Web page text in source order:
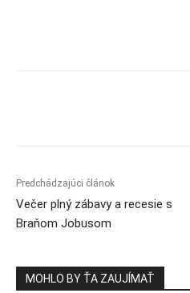
Predchádzajúci článok
Večer plný zábavy a recesie s
Braňom Jobusom
MOHLO BY ŤA ZAUJÍMAŤ